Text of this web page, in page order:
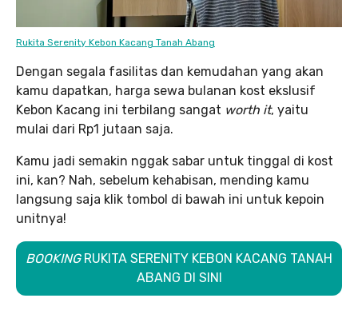
Rukita Serenity Kebon Kacang Tanah Abang
Dengan segala fasilitas dan kemudahan yang akan
kamu dapatkan, harga sewa bulanan kost ekslusif
Kebon Kacang ini terbilang sangat worth it, yaitu
mulai dari Rp1 jutaan saja.
Kamu jadi semakin nggak sabar untuk tinggal di kost
ini, kan? Nah, sebelum kehabisan, mending kamu
langsung saja klik tombol di bawah ini untuk kepoin
unitnya!
BOOKING RUKITA SERENITY KEBON KACANG TANAH
ABANG DI SINI